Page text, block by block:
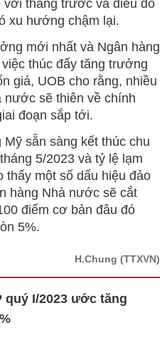
với tháng trước và điều đó
xu hướng chậm lại.
mới nhất và Ngân hàng
thúc đẩy tăng trưởng
giá, UOB cho rằng, nhiều
nước sẽ thiên về chính
đoạn sắp tới.
sẵn sàng kết thúc chu
5/2023 và tỷ lệ lạm
thấy một số dấu hiệu đảo
hàng Nhà nước sẽ cắt
điểm cơ bản đâu đó
5%.
H.Chung (TTXVN)
quý I/2023 ước tăng